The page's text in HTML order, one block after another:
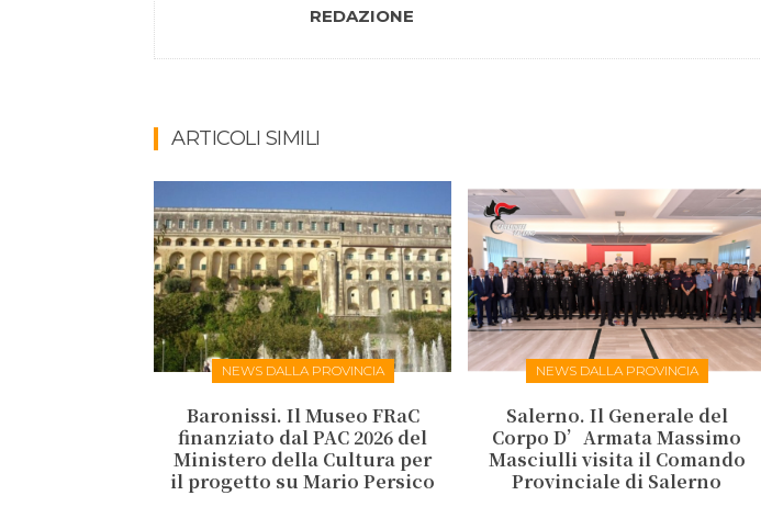
REDAZIONE
ARTICOLI SIMILI
NEWS DALLA PROVINCIA
Baronissi. Il Museo FRaC
finanziato dal PAC 2026 del
Ministero della Cultura per
il progetto su Mario Persico
NEWS DALLA PROVINCIA
Salerno. Il Generale del
Corpo D’Armata Massimo
Masciulli visita il Comando
Provinciale di Salerno